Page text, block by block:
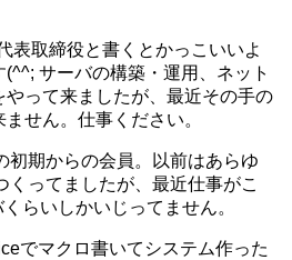
表取締役と書くとかっこいいよ
サーバの構築・運用、ネット
やって来ましたが、最近その手の
せん。仕事ください。
初期からの会員。以前はあらゆ
くってましたが、最近仕事がこ
らいしかいじってません。
でマクロ書いてシステム作った